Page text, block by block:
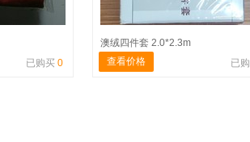
已购买 0
澳绒四件套 2.0*2.3m
查看价格
已